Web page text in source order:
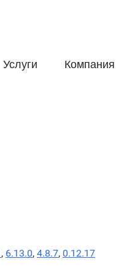
Услуги Компания
, 6.13.0, 4.8.7, 0.12.17